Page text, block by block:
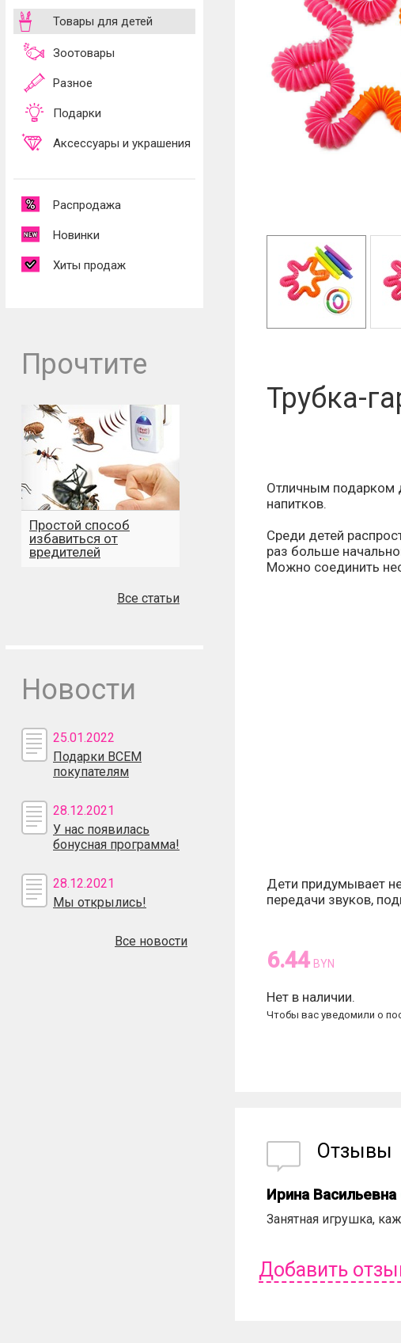
Товары для детей
Зоотовары
Разное
Подарки
Аксессуары и украшения
Распродажа
Новинки
Хиты продаж
Прочтите
Простой способ
избавиться от
вредителей
Все статьи
Новости
25.01.2022
Подарки ВСЕМ
покупателям
28.12.2021
У нас появилась
бонусная программа!
28.12.2021
Мы открылись!
Все новости
Трубка-
Отличным подарком
напитков.
Среди детей
раз больше
Можно соединить
Дети придумывает
передачи звуков,
6.44 BYN
Нет в наличии.
Чтобы вас уведомили о
Отзывы
Ирина Васильевна
Занятная игрушка,
Добавить